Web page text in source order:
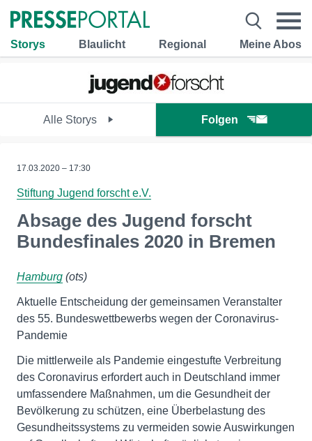
Storys Blaulicht Regional Meine Abos
Alle Storys Folgen
17.03.2020 – 17:30
Stiftung Jugend forscht e.V.
Absage des Jugend forscht
Bundesfinales 2020 in Bremen
Hamburg (ots)
Aktuelle Entscheidung der gemeinsamen Veranstalter
des 55. Bundeswettbewerbs wegen der Coronavirus-
Pandemie
Die mittlerweile als Pandemie eingestufte Verbreitung
des Coronavirus erfordert auch in Deutschland immer
umfassendere Maßnahmen, um die Gesundheit der
Bevölkerung zu schützen, eine Überbelastung des
Gesundheitssystems zu vermeiden sowie Auswirkungen